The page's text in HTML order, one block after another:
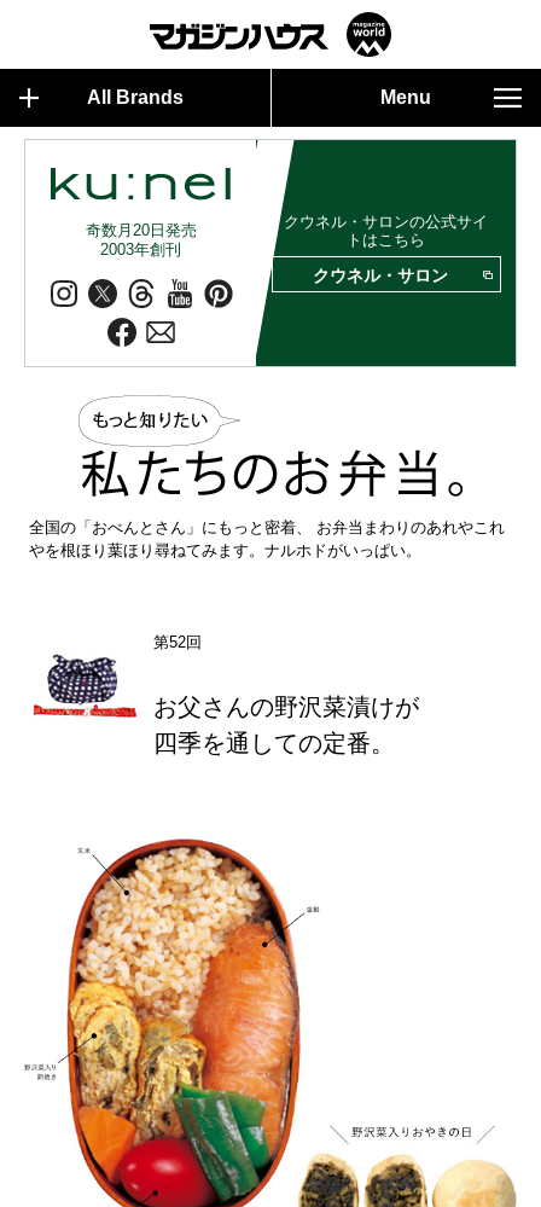
All Brands Menu
奇数月20日発売
2003年創刊
クウネル・サロンの公式サイ
トはこちら
クウネル・サロン
全国の「おべんとさん」にもっと密着、 お弁当まわりのあれやこれ
やを根ほり葉ほり尋ねてみます。ナルホドがいっぱい。
第52回
お父さんの野沢菜漬けが
四季を通しての定番。